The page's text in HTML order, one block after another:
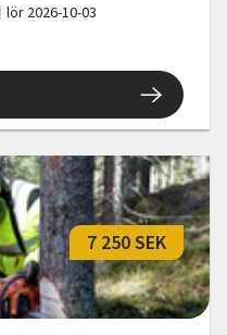
lör 2026-10-03
7 250 SEK